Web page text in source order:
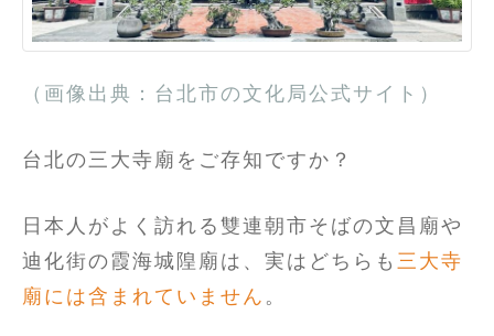
（画像出典：台北市の文化局公式サイト）
台北の三大寺廟をご存知ですか？
日本人がよく訪れる雙連朝市そばの文昌廟や
迪化街の霞海城隍廟は、実はどちらも 三大寺
廟には含まれていません 。